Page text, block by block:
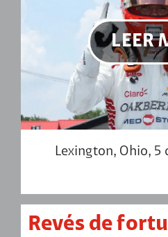
LEER
Lexington, Ohio, 5